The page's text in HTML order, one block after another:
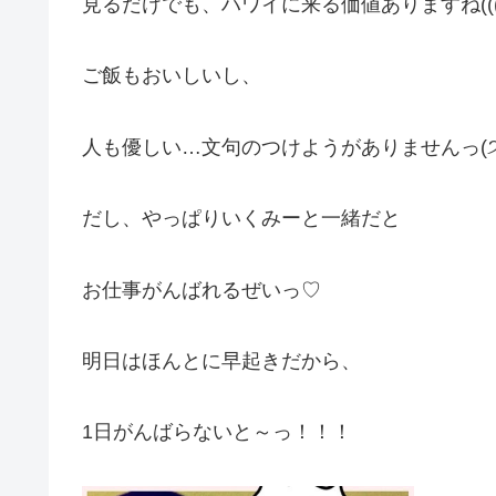
ご飯もおいしいし、
人も優しい…文句のつけようがありません
だし、やっぱりいくみーと一緒だと
お仕事がんばれるぜいっ♡
明日はほんとに早起きだから、
1日がんばらないと～っ！！！